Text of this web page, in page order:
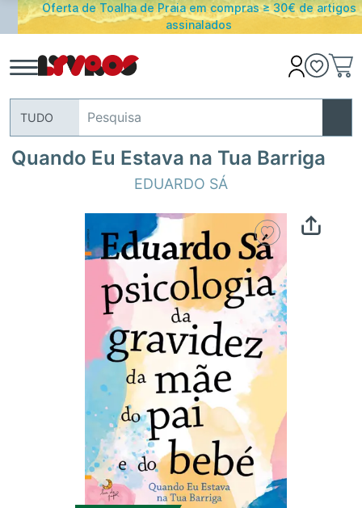
Oferta de Toalha de Praia em compras ≥ 30€ de artigos
assinalados
TUDO
Quando Eu Estava na Tua Barriga
EDUARDO SÁ